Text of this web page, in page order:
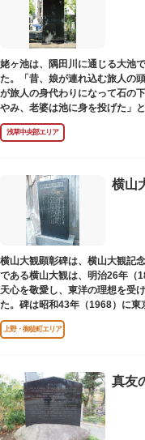
姥ヶ池は、隅田川に通じる大池
た。「昔、娘が連れ込む旅人の
が旅人の身代わりになって石の
やみ、老婆は池に身を投げた」
ていました。その碑は花川戸公
浅草中央部エリア
横山
横山大観顕彰碑は、横山大観記
である横山大観は、明治26年（
天心を敬愛し、東洋の理想を受
た。碑は昭和43年（1968）に東
た。
上野・御徒町エリア
真友